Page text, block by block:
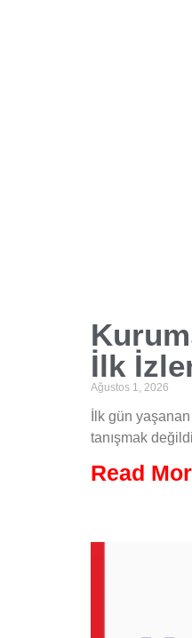
İlk
Ağustos 1, 2026
İlk gün
tanışmak
Read